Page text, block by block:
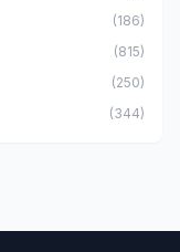
(186)
(815)
(250)
(344)